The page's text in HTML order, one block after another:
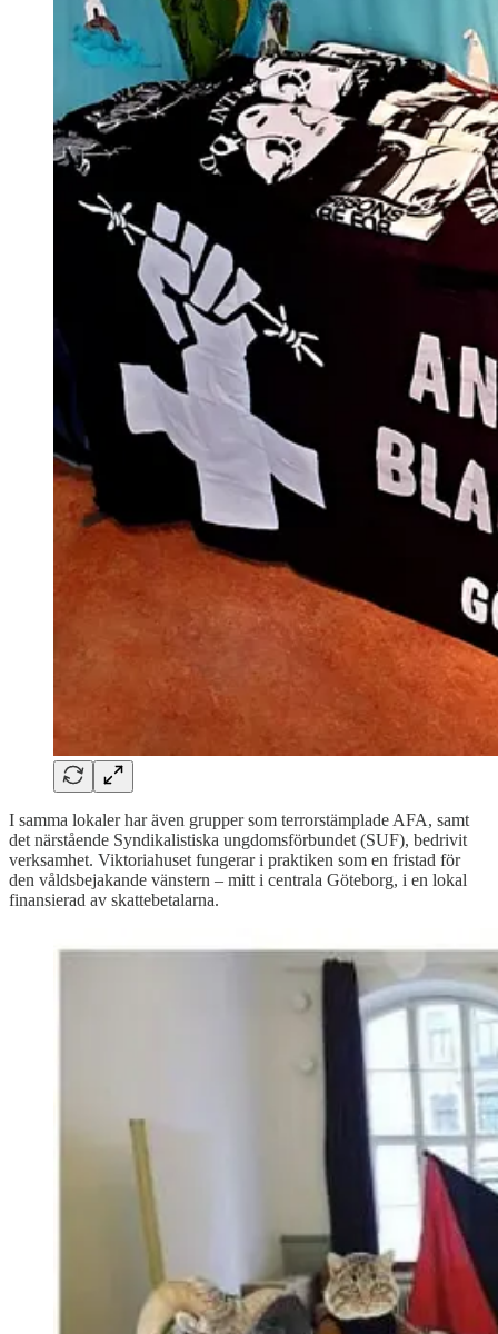
I samma lokaler har även grupper som terrorstämplade AFA, samt
det närstående Syndikalistiska ungdomsförbundet (SUF), bedrivit
verksamhet. Viktoriahuset fungerar i praktiken som en fristad för
den våldsbejakande vänstern – mitt i centrala Göteborg, i en lokal
finansierad av skattebetalarna.